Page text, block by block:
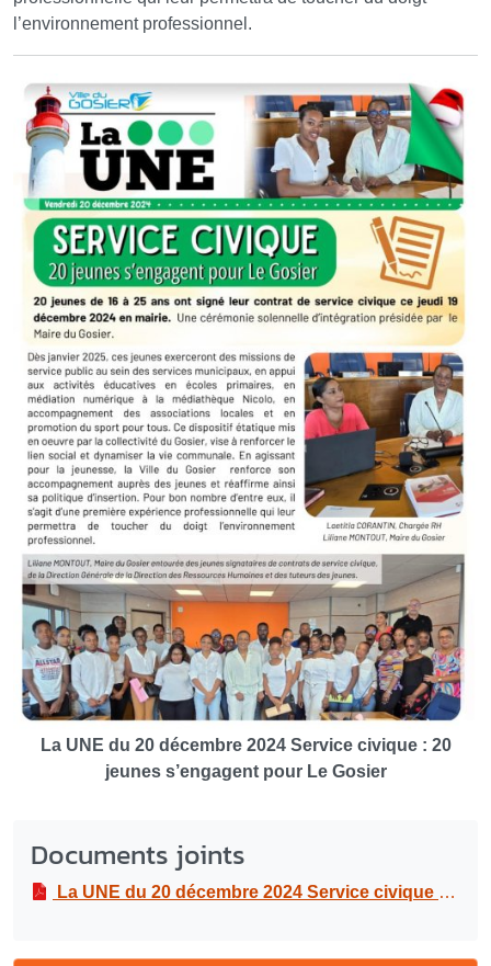
l’environnement professionnel.
La UNE du 20 décembre 2024 Service civique : 20
jeunes s’engagent pour Le Gosier
Documents joints
La UNE du 20 décembre 2024 Service civique : 20 jeunes s’engagent pour Le Gosier